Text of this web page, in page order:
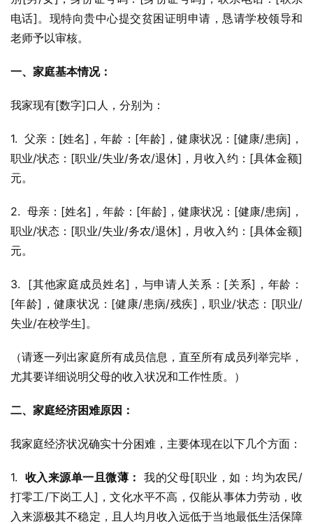
电话]。现特向贵中心提交贫困证明申请，恳请学校领导和
老师予以审核。
一、家庭基本情况：
我家现有[数字]口人，分别为：
1.  父亲：[姓名]，年龄：[年龄]，健康状况：[健康/患病]，
职业/状态：[职业/失业/务农/退休]，月收入约：[具体金额]
元。
2.  母亲：[姓名]，年龄：[年龄]，健康状况：[健康/患病]，
职业/状态：[职业/失业/务农/退休]，月收入约：[具体金额]
元。
3.  [其他家庭成员姓名]，与申请人关系：[关系]，年龄：
[年龄]，健康状况：[健康/患病/残疾]，职业/状态：[职业/
失业/在校学生]。
（请逐一列出家庭所有成员信息，直至所有成员列举完毕，
尤其要详细说明父母的收入状况和工作性质。）
二、家庭经济困难原因：
我家庭经济状况确实十分困难，主要体现在以下几个方面：
1. 收入来源单一且微薄： 我的父母[职业，如：均为农民/
打零工/下岗工人]，文化水平不高，仅能从事体力劳动，收
入来源极其不稳定，且人均月收入远低于当地最低生活保障